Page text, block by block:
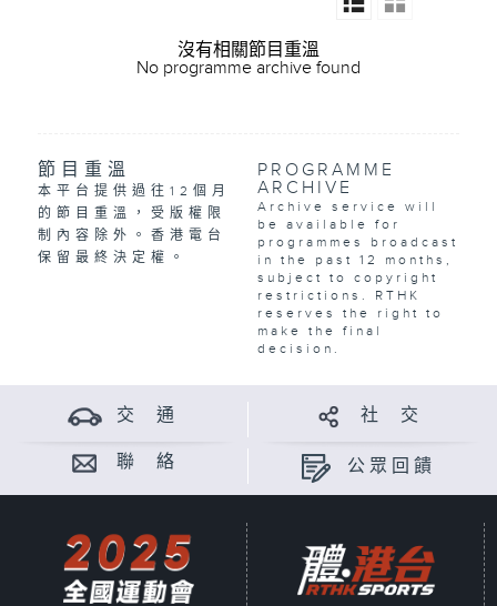
沒有相關節目重溫
No programme archive found
節目重溫
本平台提供過往12個月
的節目重溫，受版權限
制內容除外。香港電台
保留最終決定權。
PROGRAMME
ARCHIVE
Archive service will
be available for
programmes broadcast
in the past 12 months,
subject to copyright
restrictions. RTHK
reserves the right to
make the final
decision.
交 通 社 交
聯 絡 公眾回饋